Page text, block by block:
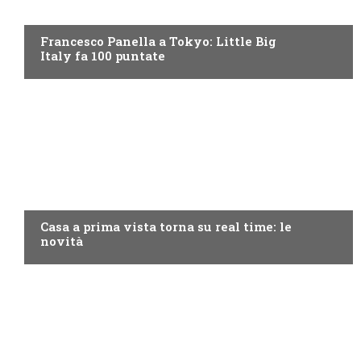
Francesco Panella a Tokyo: Little Big
Italy fa 100 puntate
Casa a prima vista torna su real time: le
novità